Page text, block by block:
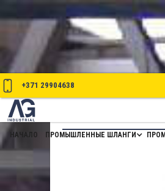
+371 29904638
НАЧАЛО ПРОМЫШЛЕННЫЕ ШЛАНГИ